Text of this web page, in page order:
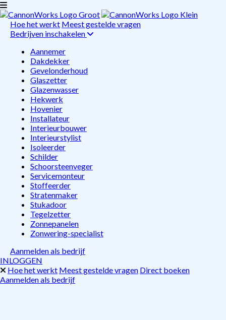
Hoe het werkt Meest gestelde vragen
Bedrijven inschakelen
Aannemer
Dakdekker
Gevelonderhoud
Glaszetter
Glazenwasser
Hekwerk
Hovenier
Installateur
Interieurbouwer
Interieurstylist
Isoleerder
Schilder
Schoorsteenveger
Servicemonteur
Stoffeerder
Stratenmaker
Stukadoor
Tegelzetter
Zonnepanelen
Zonwering-specialist
Aanmelden als bedrijf
INLOGGEN
Hoe het werkt Meest gestelde vragen Direct boeken
Aanmelden als bedrijf